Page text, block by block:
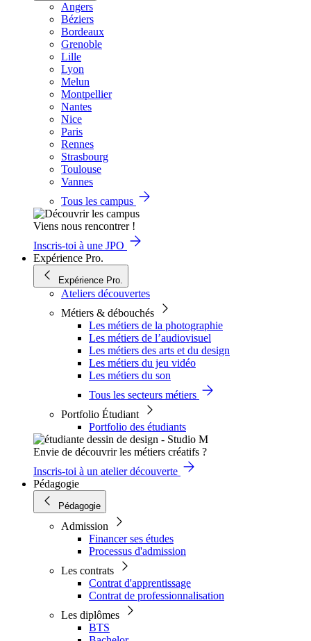
Angers
Béziers
Bordeaux
Grenoble
Lille
Lyon
Melun
Montpellier
Nantes
Nice
Paris
Rennes
Strasbourg
Toulouse
Vannes
Tous les campus
Viens nous rencontrer !
Inscris-toi à une JPO
Expérience Pro.
Expérience Pro.
Ateliers découvertes
Métiers & débouchés
Les métiers de la photographie
Les métiers de l’audiovisuel
Les métiers des arts et du design
Les métiers du jeu vidéo
Les métiers du son
Tous les secteurs métiers
Portfolio Étudiant
Portfolio des étudiants
Envie de découvrir les métiers créatifs ?
Inscris-toi à un atelier découverte
Pédagogie
Pédagogie
Admission
Financer ses études
Processus d'admission
Les contrats
Contrat d'apprentissage
Contrat de professionnalisation
Les diplômes
BTS